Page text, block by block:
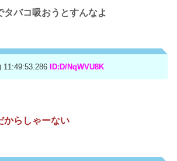
タバコ吸おうとすんなよ
11:49:53.286 ID:D/NqWVU8K
からしゃーない